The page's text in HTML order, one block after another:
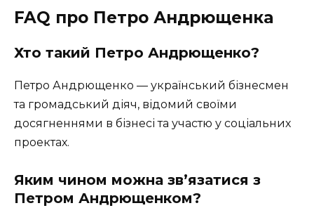
FAQ про Петро Андрющенка
Хто такий Петро Андрющенко?
Петро Андрющенко — український бізнесмен
та громадський діяч, відомий своїми
досягненнями в бізнесі та участю у соціальних
проектах.
Яким чином можна зв’язатися з
Петром Андрющенком?